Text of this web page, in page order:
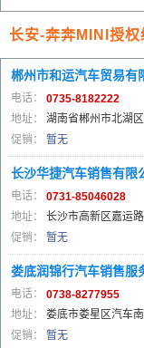
长安-奔奔MINI授权
郴州市和运汽车贸易有
电话：
0735-8182222
地址：
湖南省郴州市北湖
促销：
暂无
长沙华捷汽车销售有限
电话：
0731-85046028
地址：
长沙市高新区嘉运
促销：
暂无
娄底润锦行汽车销售服
电话：
0738-8277955
地址：
娄底市娄星区汽车
促销：
暂无